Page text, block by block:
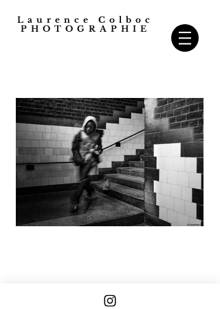
Laurence Colboc
PHOTOGRAPHIE